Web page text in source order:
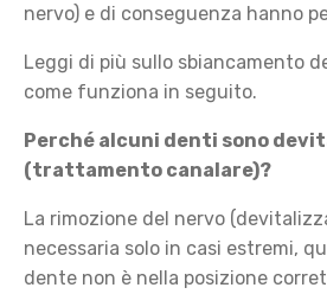
nervo) e di conseguenza hanno
Leggi di più sullo sbiancamento
come funziona in seguito.
Perché alcuni denti sono
(trattamento canalare)?
La rimozione del nervo
necessaria solo in casi estremi,
dente non è nella posizione